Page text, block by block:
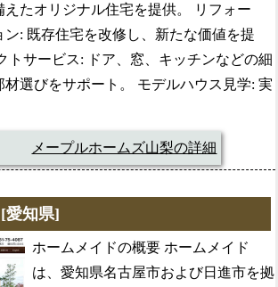
えたオリジナル住宅を提供。 リフォー
ン: 既存住宅を改修し、新たな価値を提
トサービス: ドア、窓、キッチンなどの細
材選びをサポート。 モデルハウス見学: 実
メープルホームズ山梨の詳細
[愛知県]
ホームメイドの概要 ホームメイド
は、愛知県名古屋市および日進市を拠